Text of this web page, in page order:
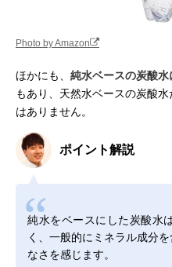
Photo by Amazon
ほかにも、 純水ベースの炭酸
もあり、天然水ベースの炭酸
はありません。
ポイント解説
純水をベースにした炭酸水
く、一般的にミネラル成分
なさを感じます。